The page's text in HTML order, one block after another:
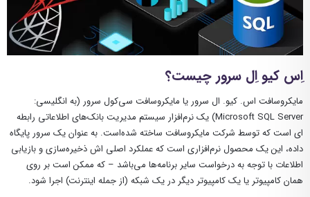
اِس کیو اِل سرور چیست؟
مایکروسافت اس. کیو. ال سرور یا مایکروسافت سی‌کول سرور (به انگلیسی:
Microsoft SQL Server) یک نرم‌افزار سیستم مدیریت بانک‌های اطلاعاتی رابطه
ای است که توسط شرکت مایکروسافت ساخته شده‌است. به عنوان یک سرور پایگاه
داده، این یک محصول نرم‌افزاری است که عملکرد اصلی اش ذخیره‌سازی و بازیابی
اطلاعات با توجه به درخواست سایر برنامه‌ها می‌باشد – که ممکن است بر روی
همان کامپیوتر یا یک کامپیوتر دیگر در یک شبکه (از جمله اینترنت) اجرا شود.